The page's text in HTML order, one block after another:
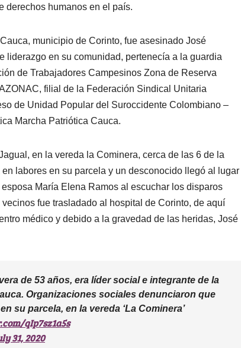
derechos humanos en el país.
municipio de Corinto, fue asesinado José
liderazgo en su comunidad, pertenecía a la guardia
de Trabajadores Campesinos Zona de Reserva
filial de la Federación Sindical Unitaria
de Unidad Popular del Suroccidente Colombiano –
Marcha Patriótica Cauca.
en la vereda la Cominera, cerca de las 6 de la
labores en su parcela y un desconocido llegó al lugar
María Elena Ramos al escuchar los disparos
fue trasladado al hospital de Corinto, de aquí
médico y debido a la gravedad de las heridas, José
de 53 años, era líder social e integrante de la
Organizaciones sociales denunciaron que
su parcela, en la vereda ‘La Cominera’
qIp7sz1a5s
31, 2020